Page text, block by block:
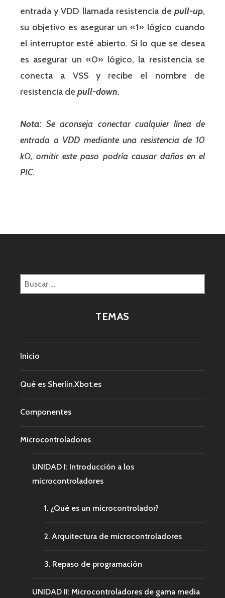
entrada y VDD llamada resistencia de pull-up,
su objetivo es asegurar un «1» lógico cuando
el interruptor esté abierto. Si lo que se desea
es asegurar un «0» lógico, la resistencia se
conecta a VSS y recibe el nombre de
resistencia de pull-down.
Nota: Se aconseja conectar cualquier línea de
entrada a VDD mediante una resistencia de 10
kΩ, omitir este paso podría causar daños en el
PIC.
Buscar:
TEMAS
Inicio
Qué es Sherlin.Xbot.es
Componentes
Microcontroladores
UNIDAD I: Introducción a los
microcontroladores
1. ¿Qué es un microcontrolador?
2. Arquitectura de microcontroladores
3. Repaso de programación
UNIDAD II: Microcontroladores de gama media